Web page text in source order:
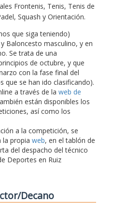
Frontenis, Tenis, Tenis de
Squash y Orientación.
que siga teniendo)
Baloncesto masculino, y en
Se trata de una
de octubre, y que
con la fase final del
que se han ido clasificando).
a través de la web de
están disponibles los
así como los
a la competición, se
la propia web, en el tablón de
del despacho del técnico
Deportes en Ruiz
Decano